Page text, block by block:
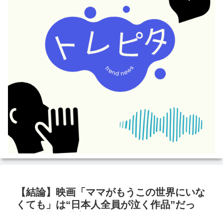
【結論】映画「ママがもうこの世界にいな
くても」は“日本人全員が泣く作品”だっ